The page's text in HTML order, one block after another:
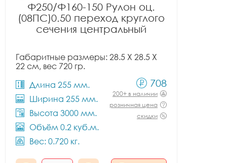
Ф250/Ф160-150 Рулон оц.
(08ПС)0.50 переход круглого
сечения центральный
Габаритные размеры: 28.5 X 28.5 X
22 см, вес 720 гр.
Длина 255 мм.
Ширина 255 мм.
Высота 3000 мм.
Объём 0.2 куб.м.
Вес: 0.720 кг.
708
200+ в наличии
розничная цена
скидки